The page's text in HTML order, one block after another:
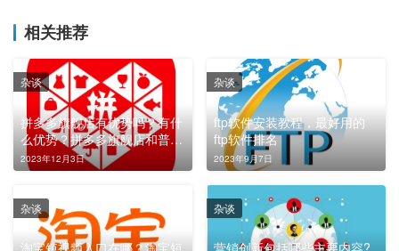
相关推荐
拼多多旗舰店有优势吗？有什
么优势？拼多多旗舰店和普通
店有什么区别？
2023年12月3日
杂谈
ftp软件安装教程，最好用的
ftp软件排名
2023年9月7日
杂谈
杂谈 杂谈